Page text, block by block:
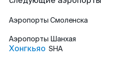
Аэропорты Смоленска
Аэропорты Шанхая
Хонгкьяо SHA